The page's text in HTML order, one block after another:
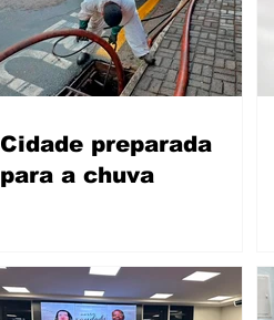
Cidade preparada
para a chuva